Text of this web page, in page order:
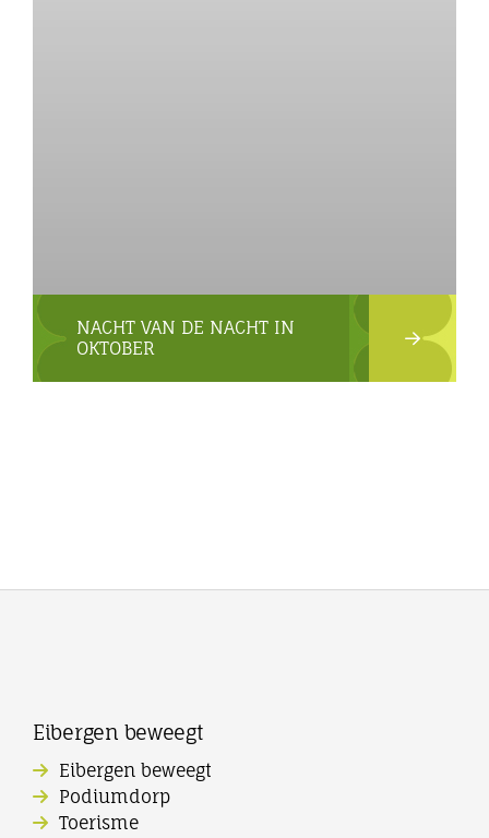
NACHT VAN DE NACHT IN
OKTOBER
Eibergen beweegt
Eibergen beweegt
Podiumdorp
Toerisme